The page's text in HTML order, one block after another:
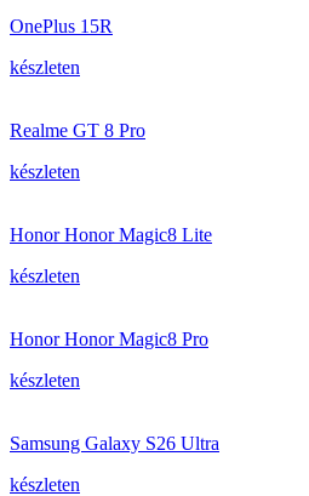
OnePlus 15R
készleten
Realme GT 8 Pro
készleten
Honor Honor Magic8 Lite
készleten
Honor Honor Magic8 Pro
készleten
Samsung Galaxy S26 Ultra
készleten